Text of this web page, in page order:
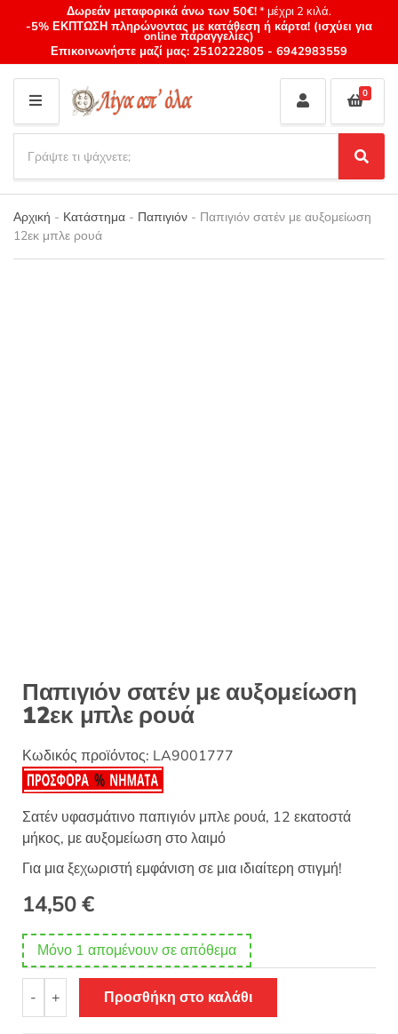
Δωρεάν μεταφορικά άνω των 50€!* μέχρι 2 κιλά.
-5% ΕΚΠΤΩΣΗ πληρώνοντας με κατάθεση ή κάρτα! (ισχύει για
online παραγγελίες)
Επικοινωνήστε μαζί μας: 2510222805 - 6942983559
M
E
N
U
Category
name
a
r
c
h
p
S
e
a
r
0
Αρχική - Κατάστημα - Παπιγιόν - Παπιγιόν σατέν με αυξομείωση
12εκ μπλε ρουά
Παπιγιόν σατέν με αυξομείωση
12εκ μπλε ρουά
Κωδικός προϊόντος: LA9001777
Σατέν υφασμάτινο παπιγιόν μπλε ρουά, 12 εκατοστά
μήκος, με αυξομείωση στο λαιμό
Για μια ξεχωριστή εμφάνιση σε μια ιδιαίτερη στιγμή!
14,50€
Μόνο 1 απομένουν σε απόθεμα
-
Παπιγιόν
σατέν
+ Προσθήκη στο καλάθι